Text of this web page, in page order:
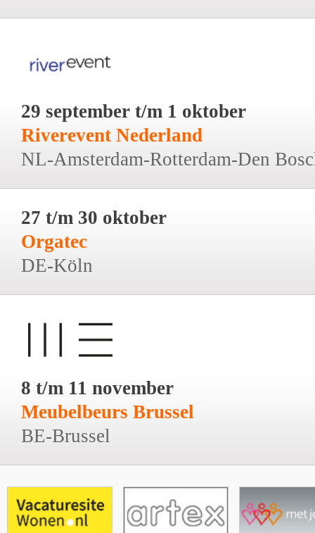
29 september t/m 1 oktober
Riverevent Nederland
NL-Amsterdam-Rotterdam-Den
27 t/m 30 oktober
Orgatec
DE-Köln
8 t/m 11 november
Meubelbeurs Brussel
BE-Brussel